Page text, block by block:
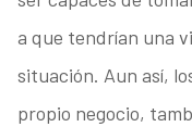
a que tendrían una
situación. Aun así,
propio negocio,